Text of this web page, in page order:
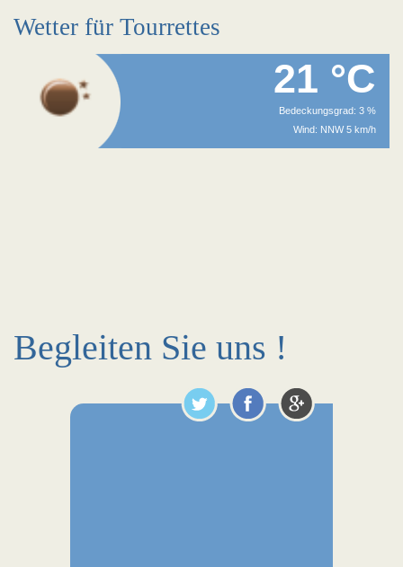
Wetter für Tourrettes
21 °C
Bedeckungsgrad: 3 %
Wind: NNW 5 km/h
Begleiten Sie uns !